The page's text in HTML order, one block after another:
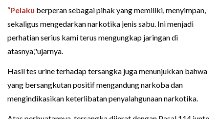
“Pelaku berperan sebagai pihak yang memiliki, menyimpan,
sekaligus mengedarkan narkotika jenis sabu. Ini menjadi
perhatian serius kami terus mengungkap jaringan di
atasnya,"ujarnya.
Hasil tes urine terhadap tersangka juga menunjukkan bahwa
yang bersangkutan positif mengandung narkoba dan
mengindikasikan keterlibatan penyalahgunaan narkotika.